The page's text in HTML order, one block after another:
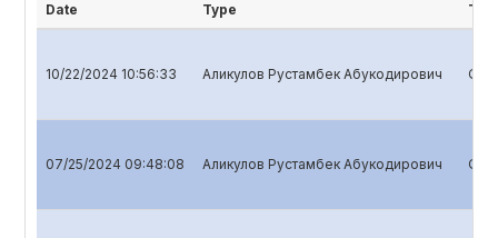
Date Type
10/22/2024 10:56:33 Аликулов Рустамбек Абукодирович
07/25/2024 09:48:08 Аликулов Рустамбек Абукодирович